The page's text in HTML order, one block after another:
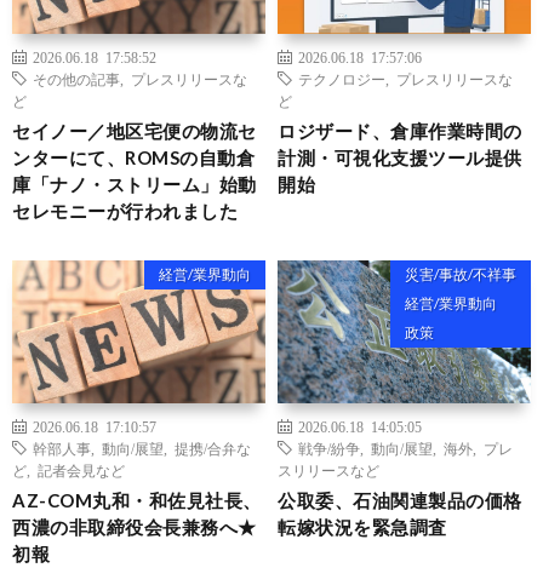
2026.06.18 17:58:52
その他の記事
プレスリリースな
ど
セイノー／地区宅便の物流セ
ンターにて、ROMSの自動倉
庫「ナノ・ストリーム」始動
セレモニーが行われました
2026.06.18 17:57:06
テクノロジー
プレスリリースな
ど
ロジザード、倉庫作業時間の
計測・可視化支援ツール提供
開始
経営/業界動向
2026.06.18 17:10:57
幹部人事
動向/展望
提携/合弁な
ど
記者会見など
AZ-COM丸和・和佐見社長、
西濃の非取締役会長兼務へ★
初報
災害/事故/不祥事
経営/業界動向
政策
2026.06.18 14:05:05
戦争/紛争
動向/展望 海外
プレ
スリリースなど
公取委、石油関連製品の価格
転嫁状況を緊急調査